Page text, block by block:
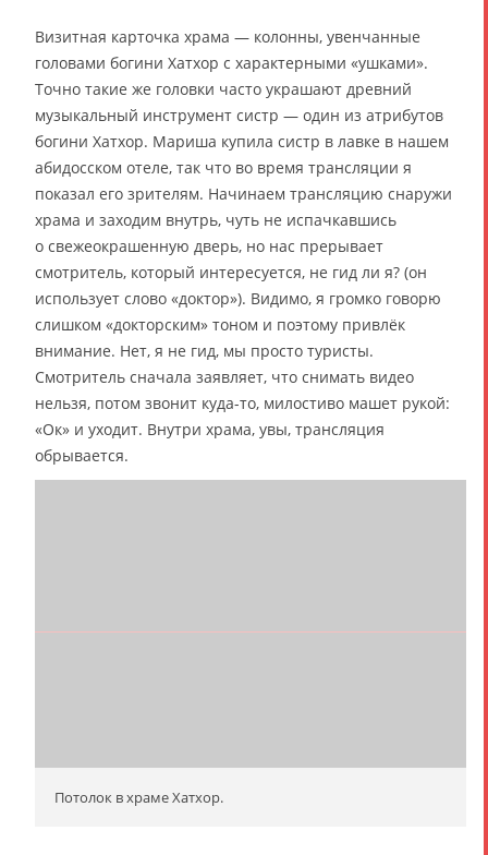
Визитная карточка храма — колонны, увенчанные
головами богини Хатхор с характерными «ушками».
Точно такие же головки часто украшают древний
музыкальный инструмент систр — один из атрибутов
богини Хатхор. Мариша купила систр в лавке в нашем
абидосском отеле, так что во время трансляции я
показал его зрителям. Начинаем трансляцию снаружи
храма и заходим внутрь, чуть не испачкавшись
о свежеокрашенную дверь, но нас прерывает
смотритель, который интересуется, не гид ли я? (он
использует слово «доктор»). Видимо, я громко говорю
слишком «докторским» тоном и поэтому привлёк
внимание. Нет, я не гид, мы просто туристы.
Смотритель сначала заявляет, что снимать видео
нельзя, потом звонит куда-то, милостиво машет рукой:
«Ок» и уходит. Внутри храма, увы, трансляция
обрывается.
Потолок в храме Хатхор.